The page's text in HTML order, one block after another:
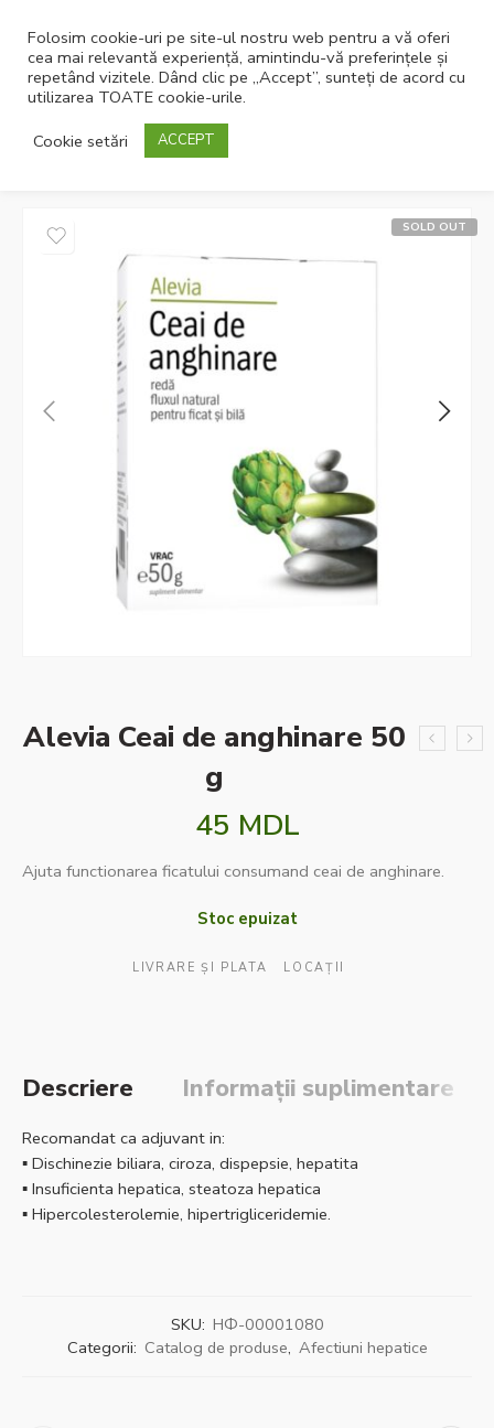
Pagina principală
SOLD OUT
Alevia Ceai de anghinare 50
g
45 MDL
Ajuta functionarea ficatului consumand ceai de anghinare.
Stoc epuizat
LIVRARE ȘI PLATA LOCAȚII
Descriere Informații suplimentare
Recomandat ca adjuvant in:
▪ Dischinezie biliara, ciroza, dispepsie, hepatita
▪ Insuficienta hepatica, steatoza hepatica
▪ Hipercolesterolemie, hipertrigliceridemie.
SKU: НФ-00001080
Categorii: Catalog de produse, Afectiuni hepatice
Folosim cookie-uri pe site-ul nostru web pentru a vă oferi
cea mai relevantă experiență, amintindu-vă preferințele și
repetând vizitele. Dând clic pe „Accept”, sunteți de acord cu
utilizarea TOATE cookie-urile.
Cookie setări
ACCEPT